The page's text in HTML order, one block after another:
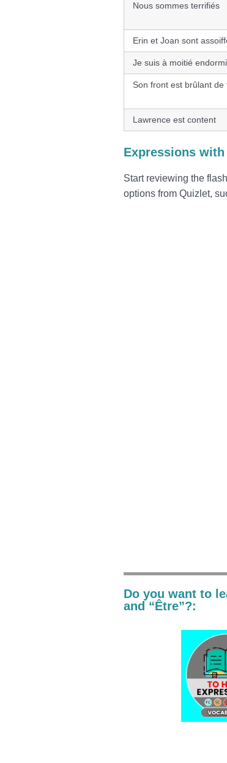
Nous sommes terrifiés
Erin et Joan sont
Je suis à moitié endormi
Son front est brûlant de
Lawrence est content
Expressions with
Start reviewing the
options from Quizlet,
Do you want to
and “Être”?: